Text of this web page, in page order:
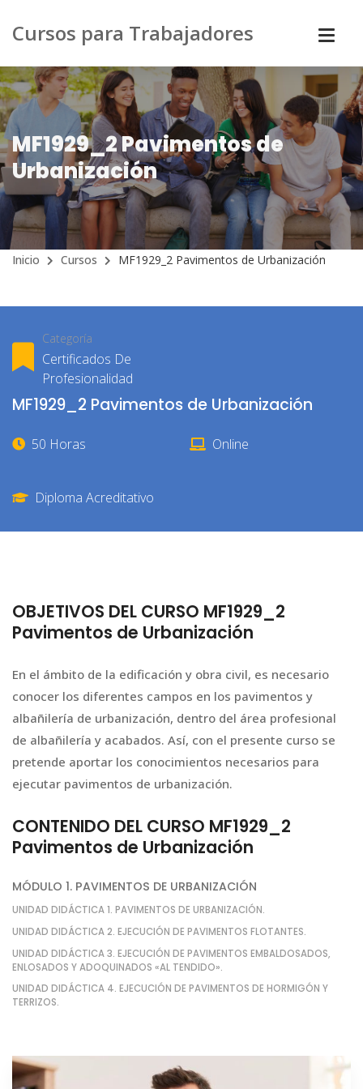
Cursos para Trabajadores
MF1929_2 Pavimentos de
Urbanización
Inicio Cursos MF1929_2 Pavimentos de Urbanización
Categoría
Certificados De
Profesionalidad
MF1929_2 Pavimentos de Urbanización
50 Horas Online
Diploma Acreditativo
OBJETIVOS DEL CURSO MF1929_2
Pavimentos de Urbanización
En el ámbito de la edificación y obra civil, es necesario
conocer los diferentes campos en los pavimentos y
albañilería de urbanización, dentro del área profesional
de albañilería y acabados. Así, con el presente curso se
pretende aportar los conocimientos necesarios para
ejecutar pavimentos de urbanización.
CONTENIDO DEL CURSO MF1929_2
Pavimentos de Urbanización
MÓDULO 1. PAVIMENTOS DE URBANIZACIÓN
UNIDAD DIDÁCTICA 1. PAVIMENTOS DE URBANIZACIÓN.
UNIDAD DIDÁCTICA 2. EJECUCIÓN DE PAVIMENTOS FLOTANTES.
UNIDAD DIDÁCTICA 3. EJECUCIÓN DE PAVIMENTOS EMBALDOSADOS,
ENLOSADOS Y ADOQUINADOS «AL TENDIDO».
UNIDAD DIDÁCTICA 4. EJECUCIÓN DE PAVIMENTOS DE HORMIGÓN Y
TERRIZOS.